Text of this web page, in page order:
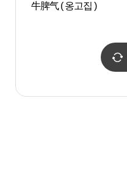
牛脾气 ( 옹고집 )